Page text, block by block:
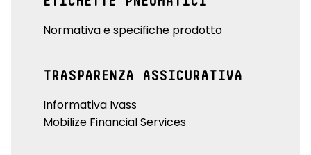
Normativa e specifiche prodotto
TRASPARENZA ASSICURATIVA
Informativa Ivass
Mobilize Financial Services